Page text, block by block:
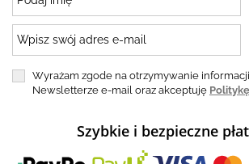
Wyrażam zgode na otrzymywanie
Newsletterze e-mail oraz akceptuję
Szybkie i bezpieczne